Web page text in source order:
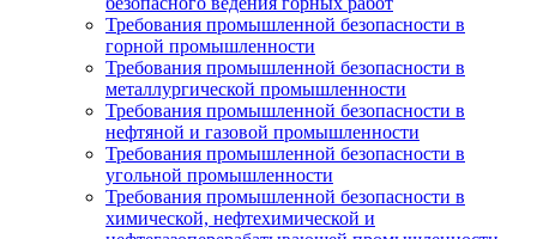
Требования промышленной безопасности в
горной промышленности
Требования промышленной безопасности в
металлургической промышленности
Требования промышленной безопасности в
нефтяной и газовой промышленности
Требования промышленной безопасности в
угольной промышленности
Требования промышленной безопасности в
химической, нефтехимической и